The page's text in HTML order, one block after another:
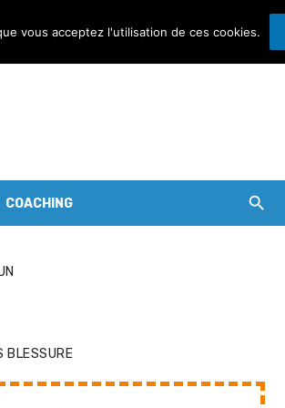
COACHING
BLESSURE
vous acceptez l'utilisation de ces cookies.